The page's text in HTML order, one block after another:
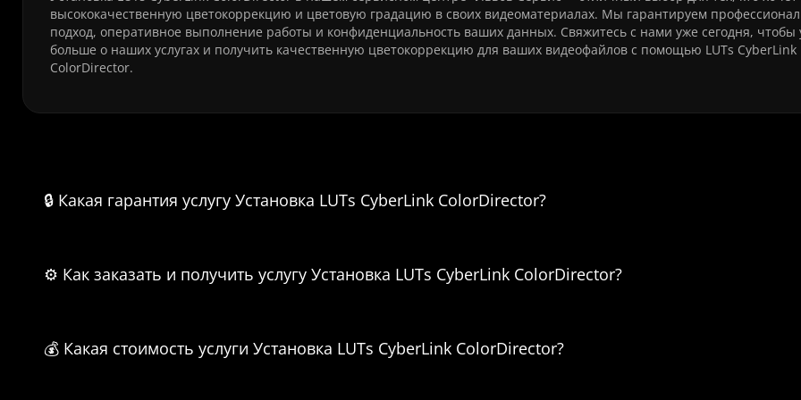
высококачественную цветокоррекцию и цветовую градацию в своих видеоматериалах. Мы гарантируем
подход, оперативное выполнение работы и конфиденциальность ваших данных. Свяжитесь с нами уже сегодня, чтобы
больше о наших услугах и получить качественную цветокоррекцию для ваших видеофайлов с помощью LUTs CyberLink
ColorDirector.
🔒 Какая гарантия услугу Установка LUTs CyberLink ColorDirector?
⚙️ Как заказать и получить услугу Установка LUTs CyberLink ColorDirector?
💰 Какая стоимость услуги Установка LUTs CyberLink ColorDirector?